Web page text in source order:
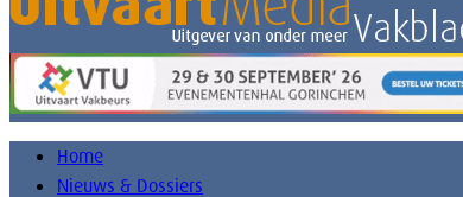
Home
Nieuws & Dossiers